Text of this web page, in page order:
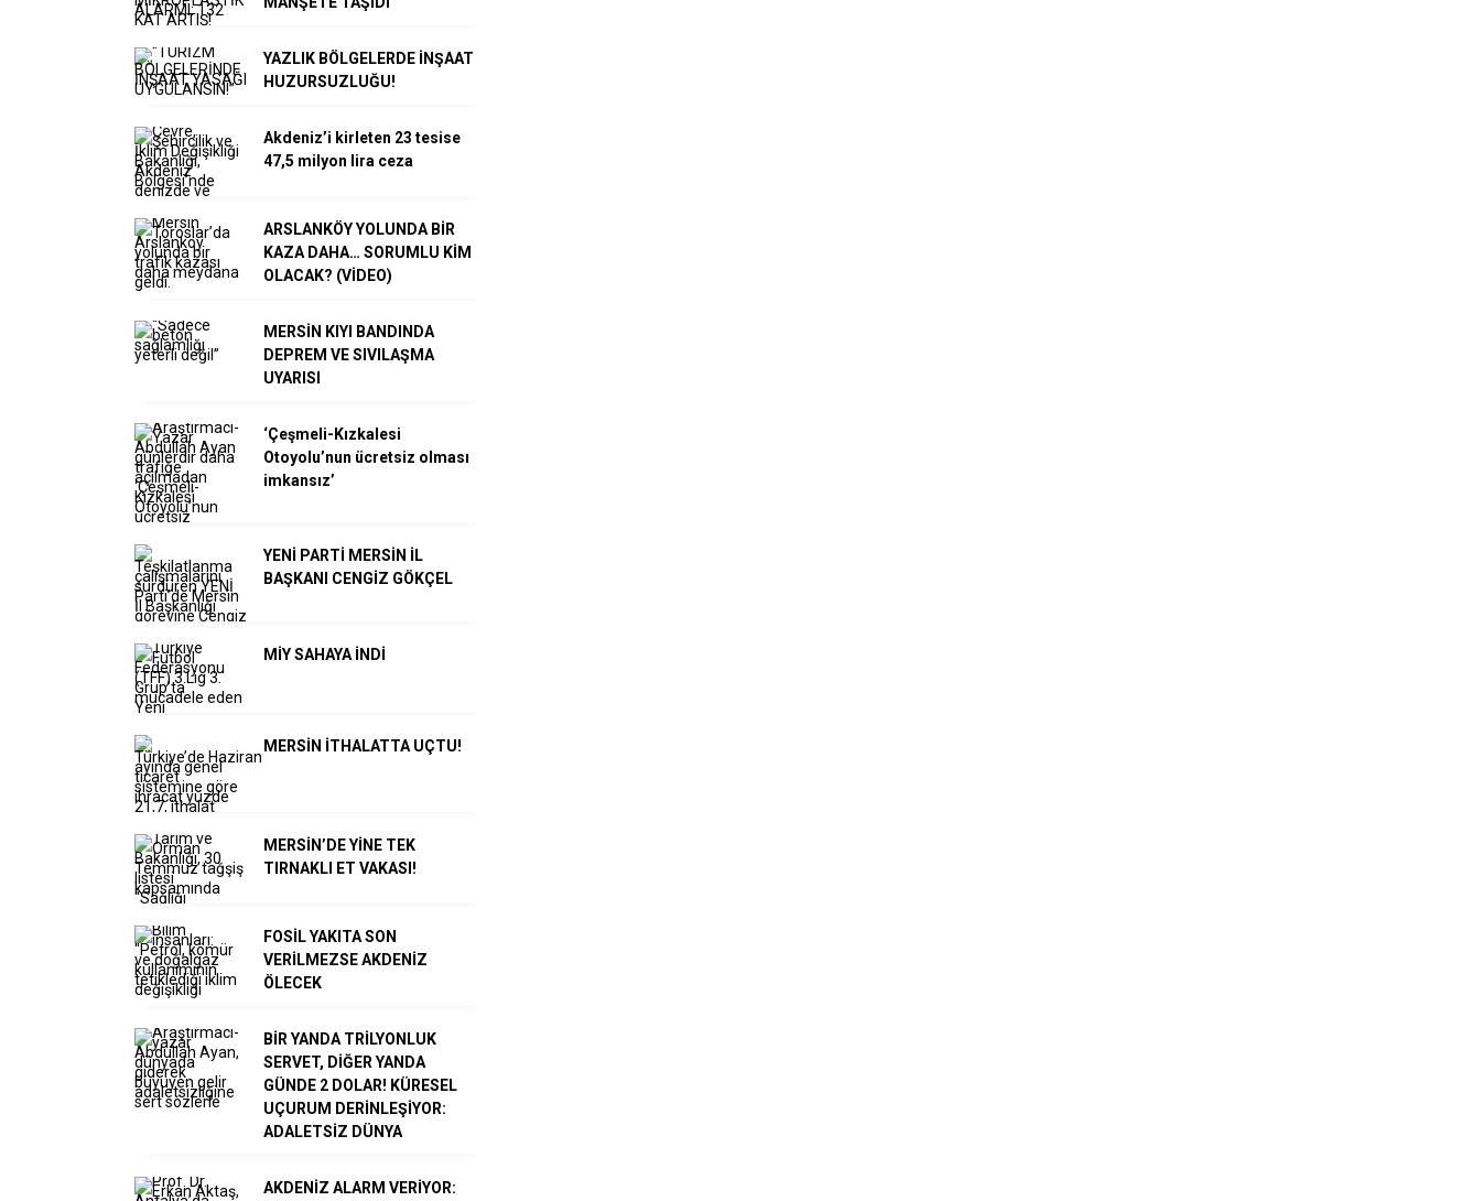
YAZLIK BÖLGELERDE İNŞAAT
HUZURSUZLUĞU!
Akdeniz’i kirleten 23 tesise
47,5 milyon lira ceza
ARSLANKÖY YOLUNDA BİR
KAZA DAHA… SORUMLU KİM
OLACAK? (VİDEO)
MERSİN KIYI BANDINDA
DEPREM VE SIVILAŞMA
UYARISI
‘Çeşmeli-Kızkalesi
Otoyolu’nun ücretsiz olması
imkansız’
YENİ PARTİ MERSİN İL
BAŞKANI CENGİZ GÖKÇEL
MİY SAHAYA İNDİ
MERSİN İTHALATTA UÇTU!
MERSİN’DE YİNE TEK
TIRNAKLI ET VAKASI!
FOSİL YAKITA SON
VERİLMEZSE AKDENİZ
ÖLECEK
BİR YANDA TRİLYONLUK
SERVET, DİĞER YANDA
GÜNDE 2 DOLAR! KÜRESEL
UÇURUM DERİNLEŞİYOR:
ADALETSİZ DÜNYA
AKDENİZ ALARM VERİYOR: